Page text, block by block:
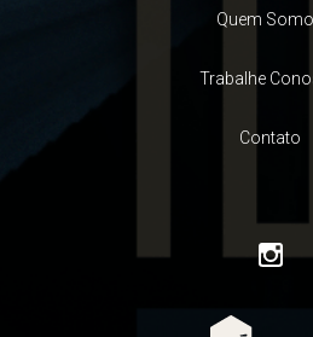
Quem
Trabalhe
Contato